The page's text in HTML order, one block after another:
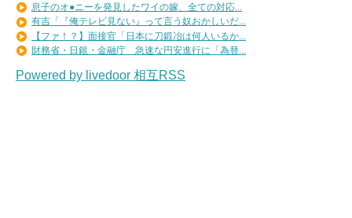
息子のオ●ニーを発見したワイの嫁、全ての対応...
有吉「『俺テレビ見ない』って言う奴おかしいだ...
【ファ！？】面接官「日本に刀鍛冶は何人いるか...
財務省・日銀・金融庁 急速な円安進行に「為替...
Powered by livedoor 相互RSS